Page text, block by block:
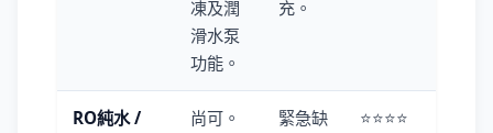
凍及潤
滑水泵
功能。
充。
RO純水 /
尚可。
緊急缺
⭐⭐⭐⭐